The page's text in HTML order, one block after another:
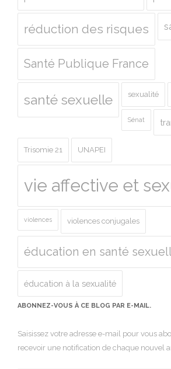
réduction des risques
Santé Publique France
santé sexuelle sexualité
Sénat
Trisomie 21 UNAPEI
vie affective et
violences violences conjugales
éducation en santé
éducation à la sexualité
ABONNEZ-VOUS À CE BLOG PAR E-MAIL.
Saisissez votre adresse e-mail pour vous
recevoir une notification de chaque nouvel